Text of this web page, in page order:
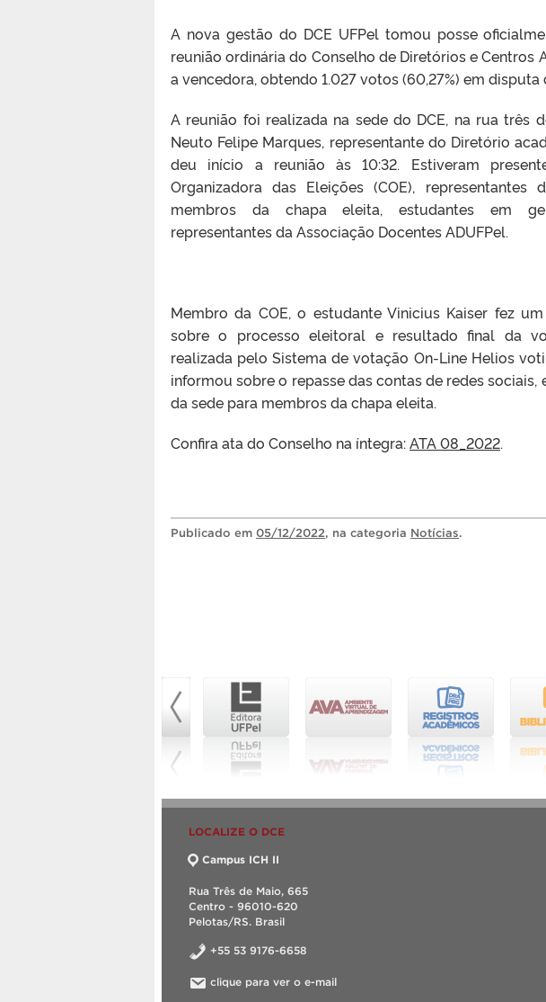
A nova gestão do DCE UFPel tomou posse
reunião ordinária do Conselho de Diretórios e Centros
a vencedora, obtendo 1.027 votos (60,27%) em
A reunião foi realizada na sede do DCE, na rua três
Neuto Felipe Marques, representante do Diretório
deu início a reunião às 10:32. Estiveram
Organizadora das Eleições (COE), representantes
membros da chapa eleita, estudantes em
representantes da Associação Docentes ADUFPel.
Membro da COE, o estudante Vinicius Kaiser fez
sobre o processo eleitoral e resultado final da
realizada pelo Sistema de votação On-Line Helios
informou sobre o repasse das contas de redes sociais,
da sede para membros da chapa eleita.
Confira ata do Conselho na íntegra:ATA 08_2022.
Publicado em 05/12/2022, na categoria Notícias.
LOCALIZE O DCE
Campus ICH II
Rua Três de Maio, 665
Centro - 96010-620
Pelotas/RS. Brasil
+55 53 9176-6658
clique para ver o e-mail